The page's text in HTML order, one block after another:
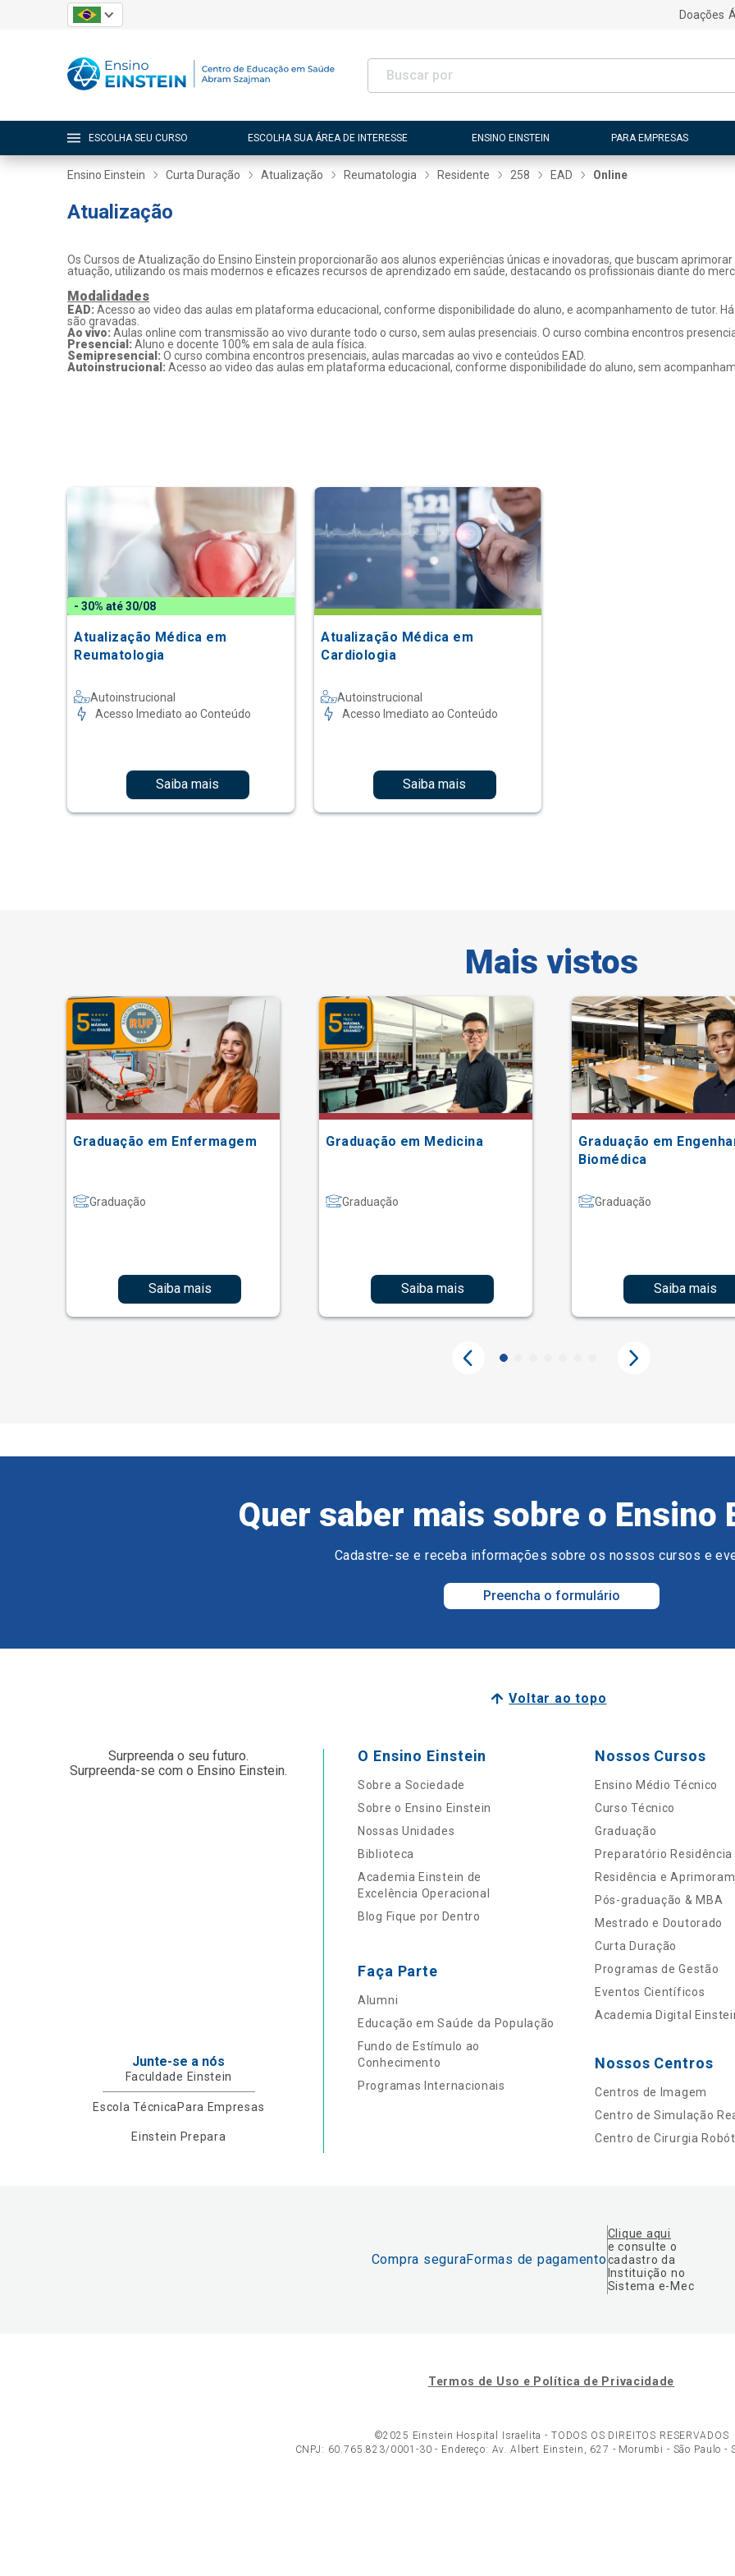
Doações
ESCOLHA SEU CURSO ESCOLHA SUA ÁREA DE INTERESSE ENSINO EINSTEIN PARA EMPRESAS
Ensino Einstein Curta Duração Atualização Reumatologia Residente 258 EAD Online
Atualização
Os Cursos de Atualização do Ensino Einstein proporcionarão aos alunos experiências únicas e inovadoras, que buscam
atuação, utilizando os mais modernos e eficazes recursos de aprendizado em saúde, destacando os profissionais diante do
Modalidades
EAD:Acesso ao video das aulas em plataforma educacional, conforme disponibilidade do aluno, e acompanhamento de tutor.
são gravadas.
Ao vivo: Aulas online com transmissão ao vivo durante todo o curso, sem aulas presenciais. O curso combina encontros
Presencial:Aluno e docente 100% em sala de aula física.
Semipresencial:O curso combina encontros presenciais, aulas marcadas ao vivo e conteúdos EAD.
Autoinstrucional:Acesso ao video das aulas em plataforma educacional, conforme disponibilidade do aluno, sem
- 30% até 30/08
Atualização Médica em
Reumatologia
Autoinstrucional
Acesso Imediato ao Conteúdo
Saiba mais
Atualização Médica em
Cardiologia
Autoinstrucional
Acesso Imediato ao Conteúdo
Saiba mais
Mais vistos
Graduação em Enfermagem
Graduação
Saiba mais
Graduação em Medicina
Graduação
Saiba mais
Graduação em
Biomédica
Graduação
Saiba mais
Quer saber mais sobre o Ensino
Cadastre-se e receba informações sobre os nossos cursos e
Preencha o formulário
Voltar ao topo
Surpreenda o seu futuro.
Surpreenda-se com o Ensino Einstein.
Junte-se a nós
Faculdade Einstein
Escola Técnica Para Empresas
Einstein Prepara
O Ensino Einstein
Sobre a Sociedade
Sobre o Ensino Einstein
Nossas Unidades
Biblioteca
Academia Einstein de
Excelência Operacional
Blog Fique por Dentro
Faça Parte
Alumni
Educação em Saúde da População
Fundo de Estímulo ao
Conhecimento
Programas Internacionais
Nossos Cursos
Ensino Médio Técnico
Curso Técnico
Graduação
Preparatório Residência
Residência e
Pós-graduação & MBA
Mestrado e Doutorado
Curta Duração
Programas de Gestão
Eventos Científicos
Academia Digital
Nossos Centros
Centros de Imagem
Centro de Simulação
Centro de Cirurgia
Compra seguraFormas de pagamento
Clique aqui
e consulte o
cadastro da
Instituição no
Sistema e-Mec
Termos de Uso e Política de Privacidade
©2025 Einstein Hospital Israelita - TODOS OS DIREITOS RESERVADOS
CNPJ: 60.765.823/0001-30 - Endereço: Av. Albert Einstein, 627 - Morumbi - São Paulo -